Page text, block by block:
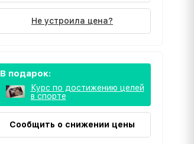
Не устроила цена?
В подарок:
Курс по достижению целей
в спорте
Сообщить о снижении цены